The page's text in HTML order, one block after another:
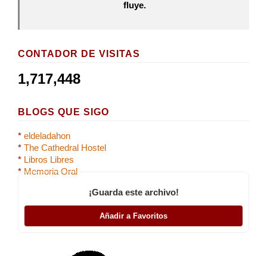
fluye.
CONTADOR DE VISITAS
1,717,448
BLOGS QUE SIGO
* eldeladahon
* The Cathedral Hostel
* Libros Libres
* Memoria Oral
¡Guarda este archivo!
Añadir a Favoritos